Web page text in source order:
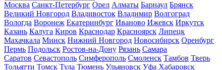
Москва Санкт-Петербург Орел Алматы Барнаул Брянск
Великий Новгород Владивосток Владимир Волгоград
Вологда Воронеж Екатеринбург Иваново Ижевск Иркутск
Казань Калуга Киров Краснодар Красноярск Липецк
Махачкала Минск Нижний Новгород Новосибирск Оренбург
Пермь Подольск Ростов-на-Дону Рязань Самара
Саратов Севастополь Симферополь Смоленск Тамбов Тверь
Тольятти Томск Тула Тюмень Ульяновск Уфа Хабаровск